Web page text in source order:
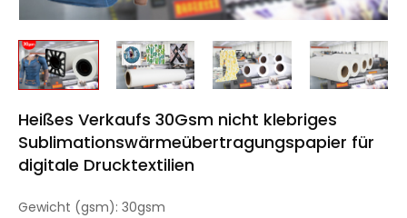
Heißes Verkaufs 30Gsm nicht klebriges
Sublimationswärmeübertragungspapier für
digitale Drucktextilien
Gewicht (gsm): 30gsm